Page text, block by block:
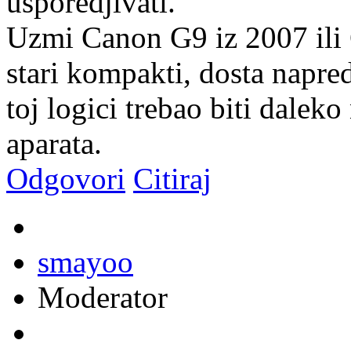
Uzmi Canon G9 iz 2007 ili
stari kompakti, dosta
toj logici trebao biti daleko
aparata.
Odgovori Citiraj
smayoo
Moderator